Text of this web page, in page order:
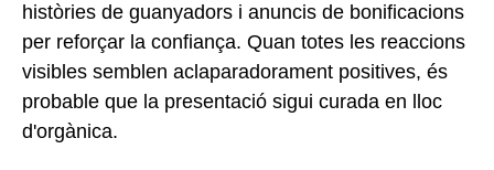
històries de guanyadors i anuncis de bonificacions
per reforçar la confiança. Quan totes les reaccions
visibles semblen aclaparadorament positives, és
probable que la presentació sigui curada en lloc
d'orgànica.